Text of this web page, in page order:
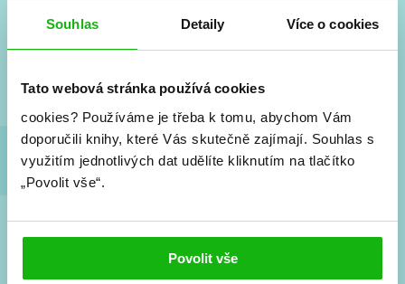
Souhlas Detaily Více o cookies
Tato webová stránka používá cookies
cookies? Používáme je třeba k tomu, abychom Vám
doporučili knihy, které Vás skutečně zajímají. Souhlas s
využitím jednotlivých dat udělíte kliknutím na tlačítko
„Povolit vše“.
Povolit vše
Vše kolem #youngadult každý měsíc rovnou do mailu!
a seriálové adaptace a další.
Souhlasím spodmínkami zpracování osobních údajů